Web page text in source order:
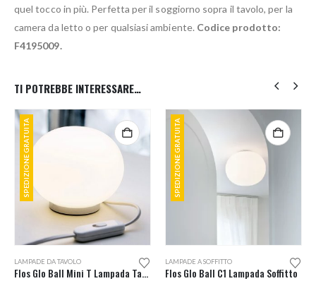
quel tocco in più. Perfetta per il soggiorno sopra il tavolo, per la
camera da letto o per qualsiasi ambiente. Codice prodotto:
F4195009.
TI POTREBBE INTERESSARE…
SPEDIZIONE GRATUITA
LAMPADE DA TAVOLO
Flos Glo Ball Mini T Lampada Tavolo
SPEDIZIONE GRATUITA
LAMPADE A SOFFITTO
Flos Glo Ball C1 Lampada Soffitto